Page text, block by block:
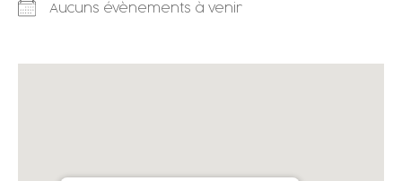
Aucuns évènements à venir